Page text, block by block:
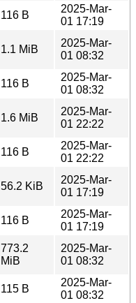
116 B
2025-Mar-
01 17:19
1.1 MiB
2025-Mar-
01 08:32
116 B
2025-Mar-
01 08:32
1.6 MiB
2025-Mar-
01 22:22
116 B
2025-Mar-
01 22:22
56.2 KiB
2025-Mar-
01 17:19
116 B
2025-Mar-
01 17:19
773.2
MiB
2025-Mar-
01 08:32
115 B
2025-Mar-
01 08:32